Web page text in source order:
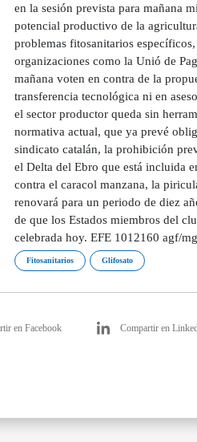
en la sesión prevista para mañana
potencial productivo de la
problemas fitosanitarios
organizaciones como la Unió de
mañana voten en contra de la
transferencia tecnológica ni en
el sector productor queda sin
normativa actual, que ya prevé
sindicato catalán, la prohibición
el Delta del Ebro que está incluida
contra el caracol manzana, la
renovará para un periodo de diez
de que los Estados miembros del
celebrada hoy. EFE 1012160 agf/mg
Fitosanitarios Glifosato
en Facebook Compartir en